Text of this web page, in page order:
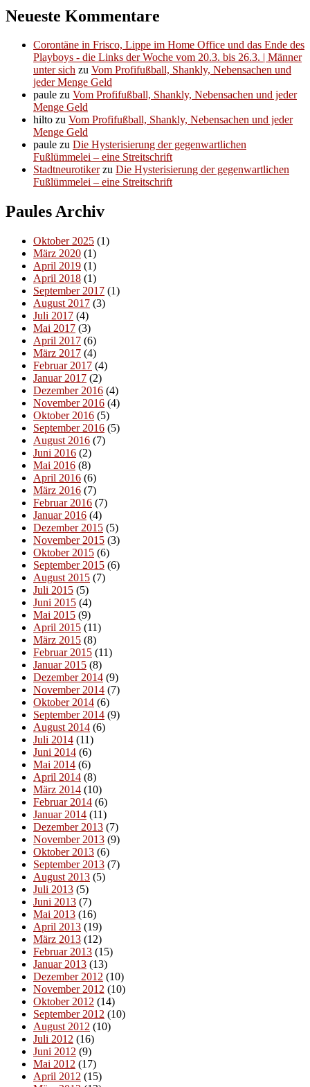
Neueste Kommentare
Corontäne in Frisco, Lippe im Home Office und das Ende des
Playboys - die Links der Woche vom 20.3. bis 26.3. | Männer
unter sich zu Vom Profifußball, Shankly, Nebensachen und
jeder Menge Geld
paule zu Vom Profifußball, Shankly, Nebensachen und jeder
Menge Geld
hilto zu Vom Profifußball, Shankly, Nebensachen und jeder
Menge Geld
paule zu Die Hysterisierung der gegenwartlichen
Fußlümmelei – eine Streitschrift
Stadtneurotikerzu Die Hysterisierung der gegenwartlichen
Fußlümmelei – eine Streitschrift
Paules Archiv
Oktober 2025 (1)
März 2020 (1)
April 2019 (1)
April 2018 (1)
September 2017 (1)
August 2017 (3)
Juli 2017 (4)
Mai 2017 (3)
April 2017 (6)
März 2017 (4)
Februar 2017 (4)
Januar 2017 (2)
Dezember 2016 (4)
November 2016 (4)
Oktober 2016 (5)
September 2016 (5)
August 2016 (7)
Juni 2016 (2)
Mai 2016 (8)
April 2016 (6)
März 2016 (7)
Februar 2016 (7)
Januar 2016 (4)
Dezember 2015 (5)
November 2015 (3)
Oktober 2015 (6)
September 2015 (6)
August 2015 (7)
Juli 2015 (5)
Juni 2015 (4)
Mai 2015 (9)
April 2015 (11)
März 2015 (8)
Februar 2015 (11)
Januar 2015 (8)
Dezember 2014 (9)
November 2014 (7)
Oktober 2014 (6)
September 2014 (9)
August 2014 (6)
Juli 2014 (11)
Juni 2014 (6)
Mai 2014 (6)
April 2014 (8)
März 2014 (10)
Februar 2014 (6)
Januar 2014 (11)
Dezember 2013 (7)
November 2013 (9)
Oktober 2013 (6)
September 2013 (7)
August 2013 (5)
Juli 2013 (5)
Juni 2013 (7)
Mai 2013 (16)
April 2013 (19)
März 2013 (12)
Februar 2013 (15)
Januar 2013 (13)
Dezember 2012 (10)
November 2012 (10)
Oktober 2012 (14)
September 2012 (10)
August 2012 (10)
Juli 2012 (16)
Juni 2012 (9)
Mai 2012 (17)
April 2012 (15)